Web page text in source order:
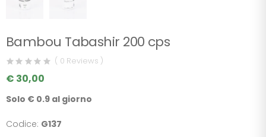
Bambou Tabashir 200 cps
( 0 Reviews )
€ 30,00
Solo € 0.9 al giorno
Codice: G137